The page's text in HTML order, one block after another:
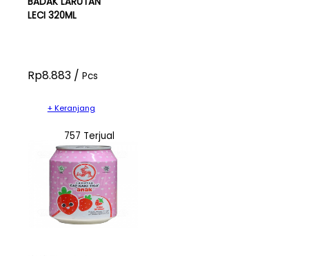
LECI 320ML
Rp8.883 / Pcs
+ Keranjang
757 Terjual